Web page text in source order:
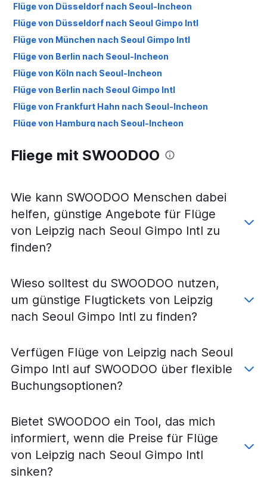
Flüge von Düsseldorf nach Seoul-Incheon
Flüge von Düsseldorf nach Seoul Gimpo Intl
Flüge von München nach Seoul Gimpo Intl
Flüge von Berlin nach Seoul-Incheon
Flüge von Köln nach Seoul-Incheon
Flüge von Berlin nach Seoul Gimpo Intl
Flüge von Frankfurt Hahn nach Seoul-Incheon
Flüge von Hamburg nach Seoul-Incheon
Flüge von Stuttgart nach Seoul-Incheon
Flüge von Nürnberg nach Seoul Gimpo Intl
Flüge von Hannover nach Seoul-Incheon
Flüge von Bremen nach Seoul-Incheon
Flüge von Bremen nach Seoul Gimpo Intl
Flüge von Dresden nach Seoul Gimpo Intl
Flüge von Münster nach Seoul-Incheon
Flüge von Dortmund nach Seoul-Incheon
Flüge von Memmingen nach Seoul-Incheon
Flüge von Friedrichshafen nach Seoul-Incheon
Flüge von Paderborn nach Seoul-Incheon
Flüge von Saarbrücken nach Seoul-Incheon
Fliege mit SWOODOO
Wie kann SWOODOO Menschen dabei
helfen, günstige Angebote für Flüge
von Leipzig nach Seoul Gimpo Intl zu
finden?
Wieso solltest du SWOODOO nutzen,
um günstige Flugtickets von Leipzig
nach Seoul Gimpo Intl zu finden?
Verfügen Flüge von Leipzig nach Seoul
Gimpo Intl auf SWOODOO über flexible
Buchungsoptionen?
Bietet SWOODOO ein Tool, das mich
informiert, wenn die Preise für Flüge
von Leipzig nach Seoul Gimpo Intl
sinken?